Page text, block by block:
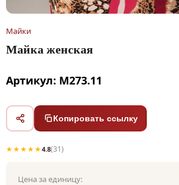
Майки
Майка женская
Артикул: М273.11
Копировать ссылку
★★★★★4.8(31)
Цена за единицу: